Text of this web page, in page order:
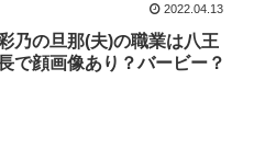
2022.04.13
乃の旦那(夫)の職業は八王
で顔画像あり？バービー？